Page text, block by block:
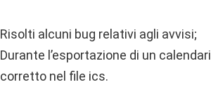
Risolti alcuni bug relativi agli avvisi;
Durante l’esportazione di un
corretto nel file ics.